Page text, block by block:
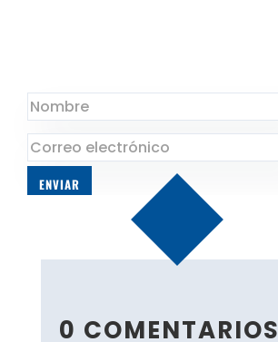
ENVIAR
0 COMENTARIOS